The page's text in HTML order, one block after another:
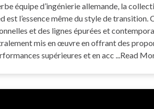
équipe d’ingénierie allemande, la
est l’essence même du style de transition.
et des lignes épurées et
mis en œuvre en offrant des
supérieures et en acc ...Read